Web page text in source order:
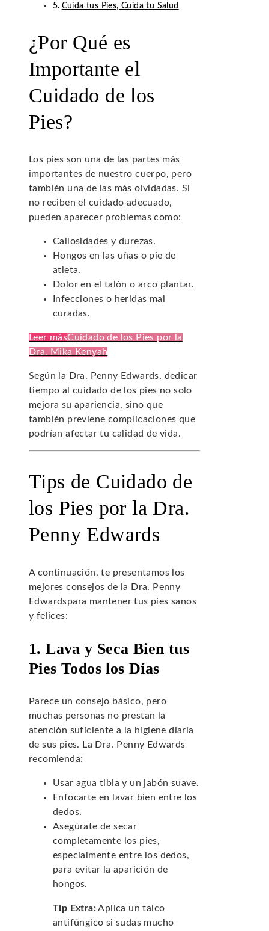
Cuida tus Pies, Cuida tu Salud
¿Por Qué es
Importante el
Cuidado de los
Pies?
Los pies son una de las partes más
importantes de nuestro cuerpo, pero
también una de las más olvidadas. Si
no reciben el cuidado adecuado,
pueden aparecer problemas como:
Callosidades y durezas.
Hongos en las uñas o pie de
atleta.
Dolor en el talón o arco plantar.
Infecciones o heridas mal
curadas.
Leer másCuidado de los Pies por la
Dra. Mika Kenyah
Según la Dra. Penny Edwards, dedicar
tiempo al cuidado de los pies no solo
mejora su apariencia, sino que
también previene complicaciones que
podrían afectar tu calidad de vida.
Tips de Cuidado de
los Pies por la Dra.
Penny Edwards
A continuación, te presentamos los
mejores consejos de la Dra. Penny
Edwardspara mantener tus pies sanos
y felices:
1. Lava y Seca Bien tus
Pies Todos los Días
Parece un consejo básico, pero
muchas personas no prestan la
atención suficiente a la higiene diaria
de sus pies. La Dra. Penny Edwards
recomienda:
Usar agua tibia y un jabón suave.
Enfocarte en lavar bien entre los
dedos.
Asegúrate de secar
completamente los pies,
especialmente entre los dedos,
para evitar la aparición de
hongos.
Tip Extra:Aplica un talco
antifúngico si sudas mucho